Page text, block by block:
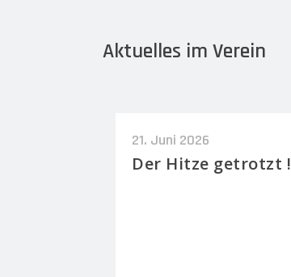
Aktuelles im Verein
21. Juni 2026
Der Hitze getrotzt !